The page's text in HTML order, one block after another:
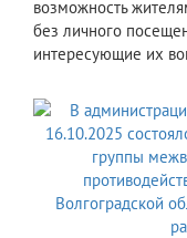
возможность
без личного
интересующие их